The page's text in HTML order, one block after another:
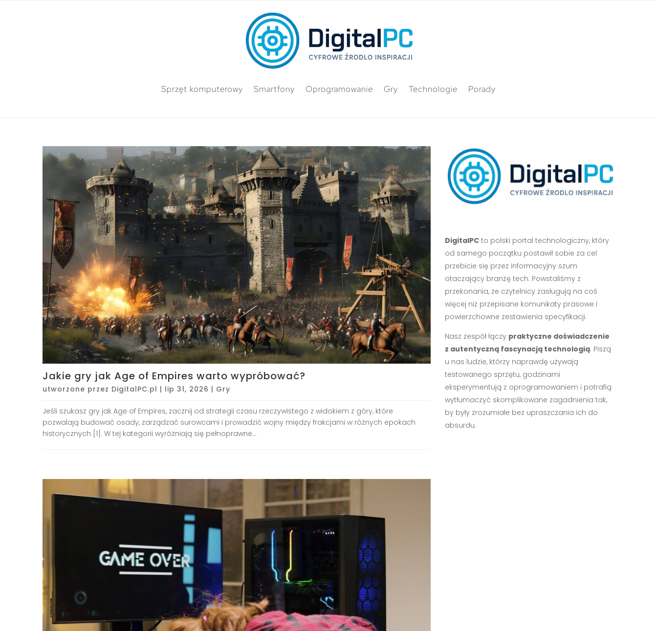
Sprzęt komputerowy Smartfony Oprogramowanie Gry Technologie Porady
Jakie gry jak Age of Empires warto wypróbować?
utworzone przez DigitalPC.pl | lip 31, 2026 | Gry
Jeśli szukasz gry jak Age of Empires, zacznij od strategii czasu rzeczywistego z widokiem z góry, które
pozwalają budować osady, zarządzać surowcami i prowadzić wojny między frakcjami w różnych epokach
historycznych [1]. W tej kategorii wyróżniają się pełnoprawne...
DigitalPCto polski portal technologiczny, który
od samego początku postawił sobie za cel
przebicie się przez informacyjny szum
otaczający branżę tech. Powstaliśmy z
przekonania, że czytelnicy zasługują na coś
więcej niż przepisane komunikaty prasowe i
powierzchowne zestawienia specyfikacji.
Nasz zespół łączy praktyczne doświadczenie
z autentyczną fascynacją technologią. Piszą
u nas ludzie, którzy naprawdę używają
testowanego sprzętu, godzinami
eksperymentują z oprogramowaniem i potrafią
wytłumaczyć skomplikowane zagadnienia tak,
by były zrozumiałe bez upraszczania ich do
absurdu.